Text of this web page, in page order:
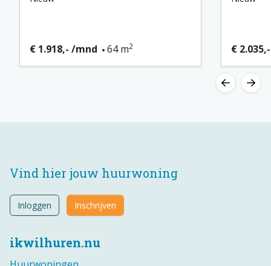
€ 1.918,- /mnd 64 m2 €
ikwilhuren.nu
Vind hier jouw huurwoning
Inloggen Inschrijven